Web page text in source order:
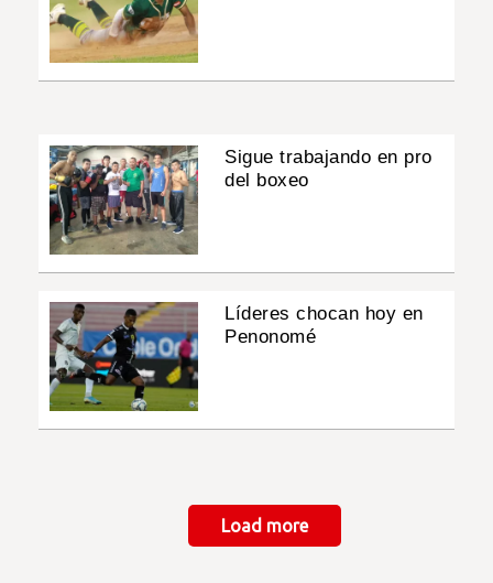
Sigue trabajando en pro
del boxeo
Líderes chocan hoy en
Penonomé
Load more